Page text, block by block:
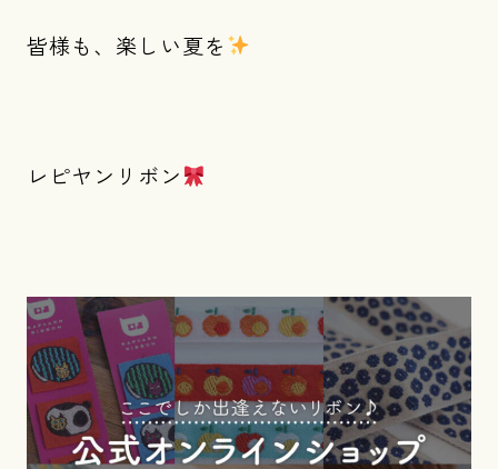
皆様も、楽しい夏を
レピヤンリボン